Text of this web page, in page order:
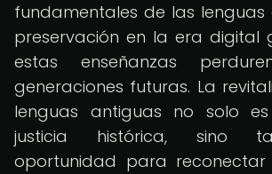
fundamentales de las lenguas
preservación en la era digital
estas enseñanzas
generaciones futuras. La
lenguas antiguas no solo
justicia histórica, sino
oportunidad para reconectar